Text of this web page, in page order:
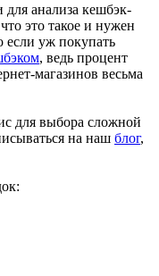
анализа кешбэк-
это такое и нужен
если уж покупать
, ведь процент
магазинов весьма
для выбора сложной
на наш блог,